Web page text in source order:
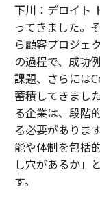
下川：デロイト
ってきました。
ら顧客プロジェ
の過程で、成功
課題、さらには
蓄積してきまし
る企業は、段階
る必要がありま
能や体制を包括
し穴があるか」
す。